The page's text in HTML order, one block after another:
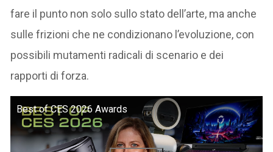
fare il punto non solo sullo stato dell’arte, ma anche
sulle frizioni che ne condizionano l’evoluzione, con
possibili mutamenti radicali di scenario e dei
rapporti di forza.
Best of CES 2026 Awards